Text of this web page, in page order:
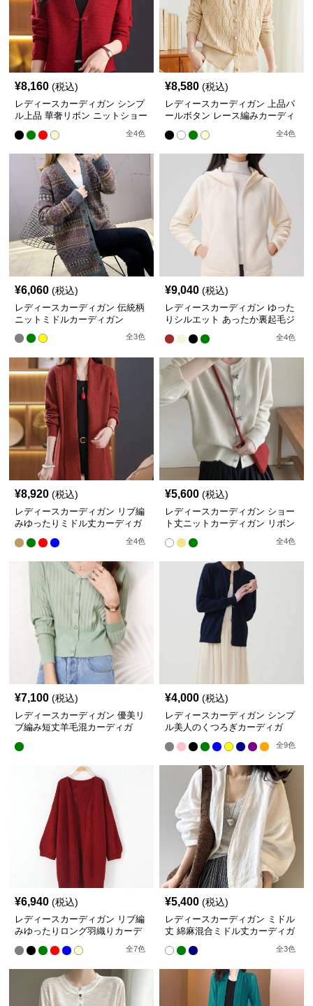
¥8,160 (税込)
レディースカーディガン シンプ
ル上品 華奢リボン ニットショー
全4色
¥8,580 (税込)
レディースカーディガン 上品パ
ールボタン レース編みカーディ
全4色
¥6,060 (税込)
レディースカーディガン 伝統柄
ニットミドルカーディガン
全3色
¥9,040 (税込)
レディースカーディガン ゆった
りシルエット あったか裏起毛ジ
全4色
¥8,920 (税込)
レディースカーディガン リブ編
みゆったりミドル丈カーディガ
全4色
¥5,600 (税込)
レディースカーディガン ショー
ト丈ニットカーディガン リボン
全4色
¥7,100 (税込)
レディースカーディガン 優美リ
ブ編み短丈羊毛混カーディガ
¥4,000 (税込)
レディースカーディガン シンプ
ル美人のくつろぎカーディガ
全9色
¥6,940 (税込)
レディースカーディガン リブ編
みゆったりロング羽織りカーデ
全7色
¥5,400 (税込)
レディースカーディガン ミドル
丈 綿麻混合ミドル丈カーディガ
全3色